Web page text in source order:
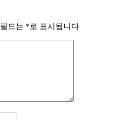
드는 *로 표시됩니다